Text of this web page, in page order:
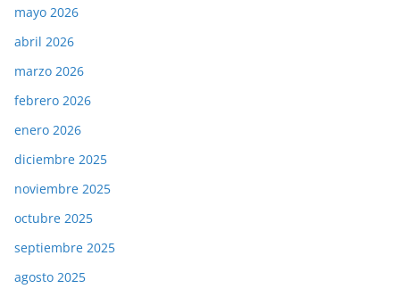
mayo 2026
abril 2026
marzo 2026
febrero 2026
enero 2026
diciembre 2025
noviembre 2025
octubre 2025
septiembre 2025
agosto 2025